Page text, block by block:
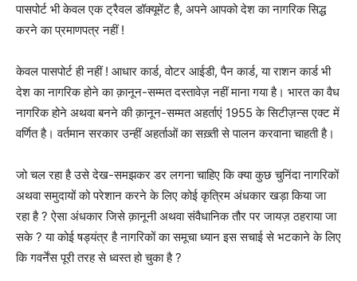
पासपोर्ट भी केवल एक ट्रैवल डॉक्यूमेंट है, अपने आपको देश का नागरिक सिद्ध
करने का प्रमाणपत्र नहीं !
केवल पासपोर्ट ही नहीं ! आधार कार्ड, वोटर आईडी, पैन कार्ड, या राशन कार्ड भी
देश का नागरिक होने का क़ानून-सम्मत दस्तावेज़ नहीं माना गया है। भारत का वैध
नागरिक होने अथवा बनने की क़ानून-सम्मत अहर्ताएं 1955 के सिटीज़न्स एक्ट में
वर्णित है। वर्तमान सरकार उन्हीं अहर्ताओं का सख़्ती से पालन करवाना चाहती है।
जो चल रहा है उसे देख-समझकर डर लगना चाहिए कि क्या कुछ चुनिंदा नागरिकों
अथवा समुदायों को परेशान करने के लिए कोई कृत्रिम अंधकार खड़ा किया जा
रहा है ? ऐसा अंधकार जिसे क़ानूनी अथवा संवैधानिक तौर पर जायज़ ठहराया जा
सके ? या कोई षड्यंत्र है नागरिकों का समूचा ध्यान इस सचाई से भटकाने के लिए
कि गवर्नेंस पूरी तरह से ध्वस्त हो चुका है ?